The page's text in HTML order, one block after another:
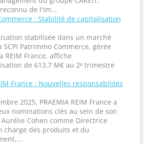
de l'im...
: Stabilité de capitalisation
stabilisée dans un marché
SCPI Patrimmo Commerce, gérée
REIM France, affiche
de 613,7 M€ au 2ᵉ trimestre
France : Nouvelles responsabilités
2025, PRAEMIA REIM France a
nominations clés au sein de son
Cohen comme Directrice
charge des produits et du